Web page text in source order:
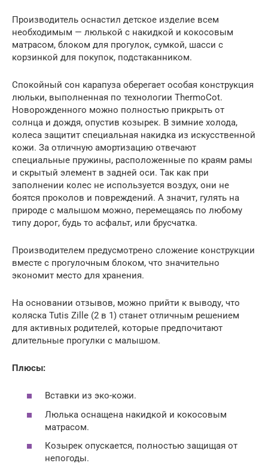
Производитель оснастил детское изделие всем
необходимым — люлькой с накидкой и кокосовым
матрасом, блоком для прогулок, сумкой, шасси с
корзинкой для покупок, подстаканником.
Спокойный сон карапуза оберегает особая конструкция
люльки, выполненная по технологии ThermoCot.
Новорожденного можно полностью прикрыть от
солнца и дождя, опустив козырек. В зимние холода,
колеса защитит специальная накидка из искусственной
кожи. За отличную амортизацию отвечают
специальные пружины, расположенные по краям рамы
и скрытый элемент в задней оси. Так как при
заполнении колес не используется воздух, они не
боятся проколов и повреждений. А значит, гулять на
природе с малышом можно, перемещаясь по любому
типу дорог, будь то асфальт, или брусчатка.
Производителем предусмотрено сложение конструкции
вместе с прогулочным блоком, что значительно
экономит место для хранения.
На основании отзывов, можно прийти к выводу, что
коляска Tutis Zille (2 в 1) станет отличным решением
для активных родителей, которые предпочитают
длительные прогулки с малышом.
Плюсы:
Вставки из эко-кожи.
Люлька оснащена накидкой и кокосовым
матрасом.
Козырек опускается, полностью защищая от
непогоды.